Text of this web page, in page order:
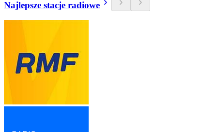
Najlepsze stacje radiowe